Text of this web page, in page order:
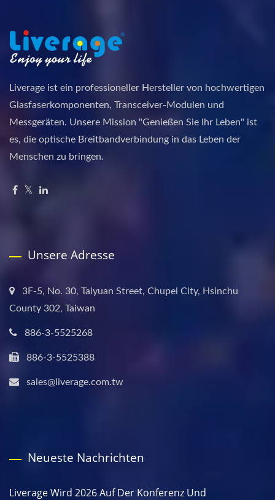
Liverage ist ein professioneller Hersteller von hochwertigen
Glasfaserkomponenten, Transceiver-Modulen und
Messgeräten. Unsere Mission "Genießen Sie Ihr Leben" ist
es, die optische Breitbandverbindung in das Leben der
Menschen zu bringen.
Unsere Adresse
3F-5, No. 30, Taiyuan Street, Chupei City, Hsinchu
County 302, Taiwan
886-3-5525268
886-3-5525388
sales@liverage.com.tw
Neueste Nachrichten
Liverage Wird 2026 Auf Der Konferenz Und